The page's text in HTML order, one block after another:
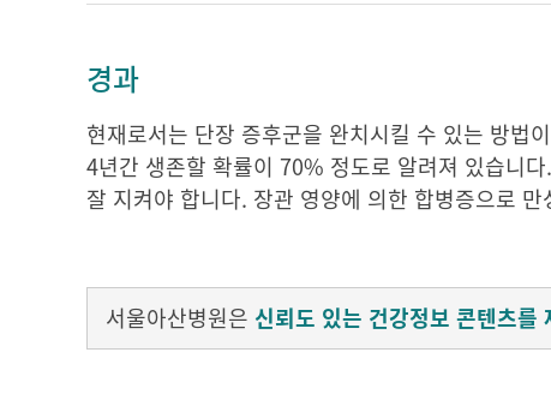
경과
현재로서는 단장 증후군을 완치시킬 수 있는 방법
4년간 생존할 확률이 70% 정도로 알려져 있습니
잘 지켜야 합니다. 장관 영양에 의한 합병증으로
서울아산병원은 신뢰도 있는 건강정보 콘텐츠를